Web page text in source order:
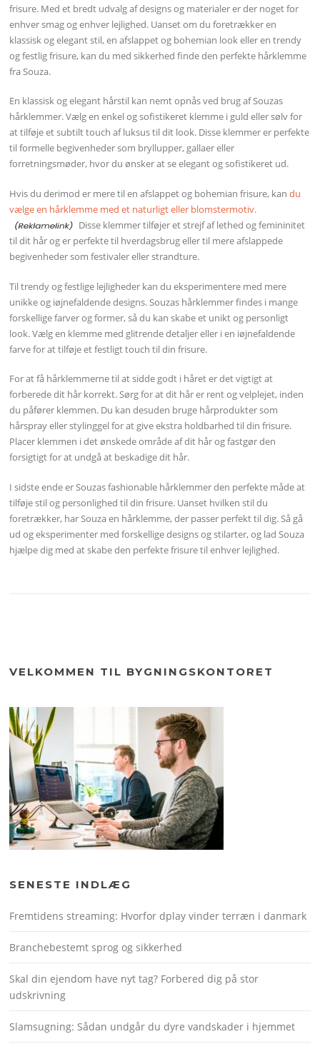
frisure. Med et bredt udvalg af designs og materialer er der noget for
enhver smag og enhver lejlighed. Uanset om du foretrækker en
klassisk og elegant stil, en afslappet og bohemian look eller en trendy
og festlig frisure, kan du med sikkerhed finde den perfekte hårklemme
fra Souza.
En klassisk og elegant hårstil kan nemt opnås ved brug af Souzas
hårklemmer. Vælg en enkel og sofistikeret klemme i guld eller sølv for
at tilføje et subtilt touch af luksus til dit look. Disse klemmer er perfekte
til formelle begivenheder som bryllupper, gallaer eller
forretningsmøder, hvor du ønsker at se elegant og sofistikeret ud.
Hvis du derimod er mere til en afslappet og bohemian frisure, kandu
vælge en hårklemme med et naturligt eller blomstermotiv.
Disse klemmer tilføjer et strejf af lethed og femininitet
til dit hår og er perfekte til hverdagsbrug eller til mere afslappede
begivenheder som festivaler eller strandture.
Til trendy og festlige lejligheder kan du eksperimentere med mere
unikke og iøjnefaldende designs. Souzas hårklemmer findes i mange
forskellige farver og former, så du kan skabe et unikt og personligt
look. Vælg en klemme med glitrende detaljer eller i en iøjnefaldende
farve for at tilføje et festligt touch til din frisure.
For at få hårklemmerne til at sidde godt i håret er det vigtigt at
forberede dit hår korrekt. Sørg for at dit hår er rent og velplejet, inden
du påfører klemmen. Du kan desuden bruge hårprodukter som
hårspray eller stylinggel for at give ekstra holdbarhed til din frisure.
Placer klemmen i det ønskede område af dit hår og fastgør den
forsigtigt for at undgå at beskadige dit hår.
I sidste ende er Souzas fashionable hårklemmer den perfekte måde at
tilføje stil og personlighed til din frisure. Uanset hvilken stil du
foretrækker, har Souza en hårklemme, der passer perfekt til dig. Så gå
ud og eksperimenter med forskellige designs og stilarter, og lad Souza
hjælpe dig med at skabe den perfekte frisure til enhver lejlighed.
VELKOMMEN TIL BYGNINGSKONTORET
SENESTE INDLÆG
Fremtidens streaming: Hvorfor dplay vinder terræn i danmark
Branchebestemt sprog og sikkerhed
Skal din ejendom have nyt tag? Forbered dig på stor
udskrivning
Slamsugning: Sådan undgår du dyre vandskader i hjemmet